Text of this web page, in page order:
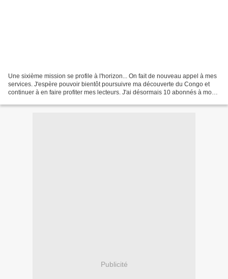
Une sixième mission se profile à l'horizon... On fait de nouveau appel à mes
services. J'espère pouvoir bientôt poursuivre ma découverte du Congo et
continuer à en faire profiter mes lecteurs. J'ai désormais 10 abonnés à mon
Publicité